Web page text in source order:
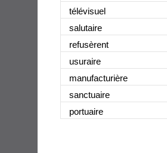
télévisuel
salutaire
refusèrent
usuraire
manufacturière
sanctuaire
portuaire